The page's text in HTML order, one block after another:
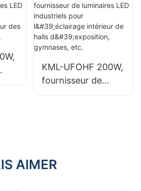
usines, entrepôts
et autres
applications
d'éclairage
intérieur.
KML-UFOHF 200W,
fournisseur de
luminaires LED
gymnases, etc.
AIMER